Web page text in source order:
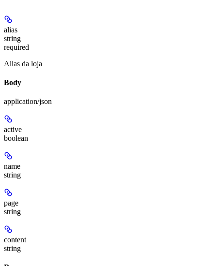
alias
string
required
Alias da loja
Body
application/json
active
boolean
name
string
page
string
content
string